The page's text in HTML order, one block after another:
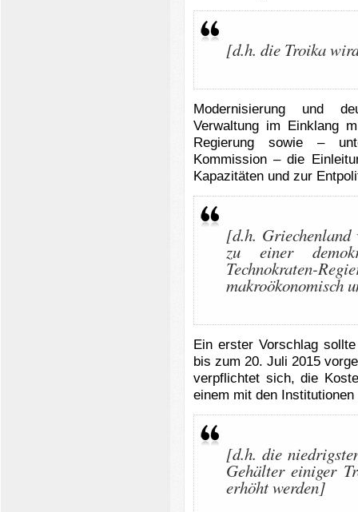
[d.h. die Troika
Modernisierung und
Verwaltung im Einklang
Regierung sowie –
Kommission – die
Kapazitäten und zur
[d.h.
zu einer
Technokraten-
makroökonomisch
Ein erster Vorschlag
bis zum 20. Juli 2015
verpflichtet sich, die
einem mit den
[d.h. die
Gehälter einiger
erhöht werden]